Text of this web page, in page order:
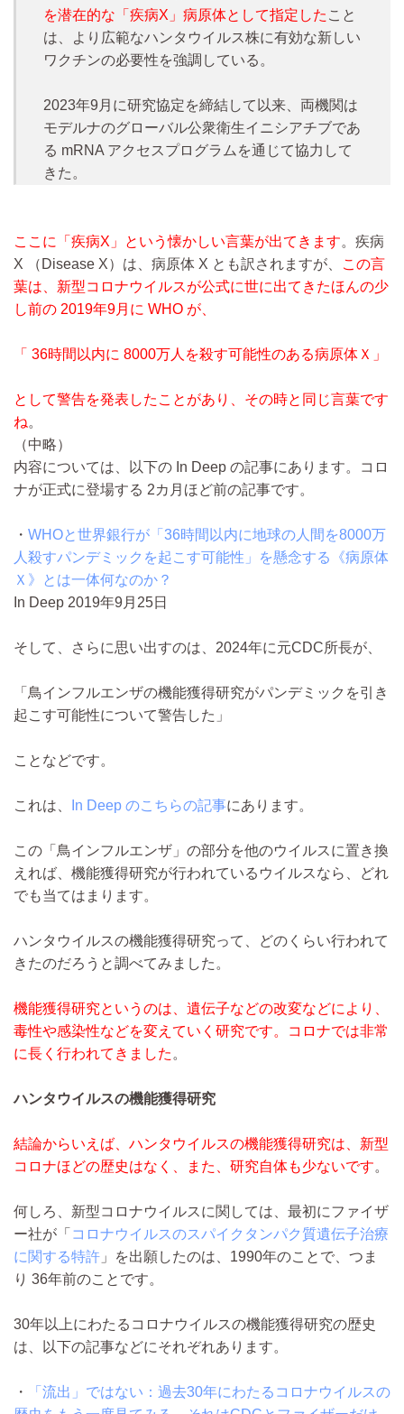
を潜在的な「疾病X」病原体として指定した こと
は、より広範なハンタウイルス株に有効な新しい
ワクチンの必要性を強調している。
2023年9月に研究協定を締結して以来、両機関は
モデルナのグローバル公衆衛生イニシアチブであ
る mRNA アクセスプログラムを通じて協力して
きた。
ここに「疾病X」という懐かしい言葉が出てきます。疾病
X （Disease X）は、病原体 X とも訳されますが、
この言
葉は、新型コロナウイルスが公式に世に出てきたほんの少
し前の 2019年9月に WHO が、
「 36時間以内に 8000万人を殺す可能性のある病原体Ｘ」
として警告を発表したことがあり、その時と同じ言葉です
ね。
（中略）
内容については、以下の In Deep の記事にあります。コロ
ナが正式に登場する 2カ月ほど前の記事です。
・ WHOと世界銀行が「36時間以内に地球の人間を8000万
人殺すパンデミックを起こす可能性」を懸念する《病原体
Ｘ》とは一体何なのか？
In Deep 2019年9月25日
そして、さらに思い出すのは、2024年に元CDC所長が、
「鳥インフルエンザの機能獲得研究がパンデミックを引き
起こす可能性について警告した」
ことなどです。
これは、 In Deep のこちらの記事にあります。
この「鳥インフルエンザ」の部分を他のウイルスに置き換
えれば、機能獲得研究が行われているウイルスなら、どれ
でも当てはまります。
ハンタウイルスの機能獲得研究って、どのくらい行われて
きたのだろうと調べてみました。
機能獲得研究というのは、遺伝子などの改変などにより、
毒性や感染性などを変えていく研究です。コロナでは非常
に長く行われてきました 。
ハンタウイルスの機能獲得研究
結論からいえば、ハンタウイルスの機能獲得研究は、新型
コロナほどの歴史はなく、また、研究自体も少ないです。
何しろ、新型コロナウイルスに関しては、最初にファイザ
ー社が「 コロナウイルスのスパイクタンパク質遺伝子治療
に関する特許 」を出願したのは、1990年のことで、つま
り 36年前のことです。
30年以上にわたるコロナウイルスの機能獲得研究の歴史
は、以下の記事などにそれぞれあります。
・
「流出」ではない：過去30年にわたるコロナウイルスの